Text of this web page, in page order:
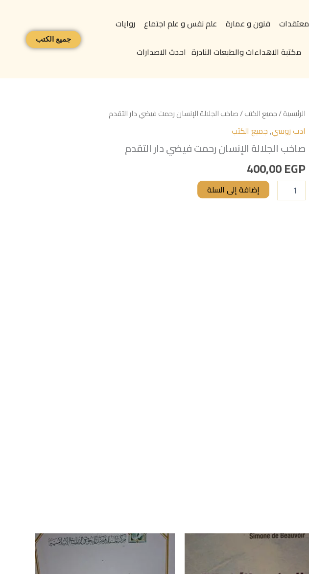
معتقدات فنون و عمارة علم نفس و علم اجتماع
روايات
مكتبة الاهداءات والطبعات النادرة احدث الاصدارات
جميع الكتب
الرئيسية/جميع الكتب/ صاخب الجلالة الإنسان رحمت فيضي دار التقدم
ادب روسي,جميع الكتب
صاخب الجلالة الإنسان رحمت فيضي دار التقدم
400,00EGP
كمية
صاخب
الجلالة
رحمت
دار
التقدم
إضافة إلى السلة